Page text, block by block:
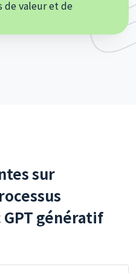
de valeur et de
sur
génératif